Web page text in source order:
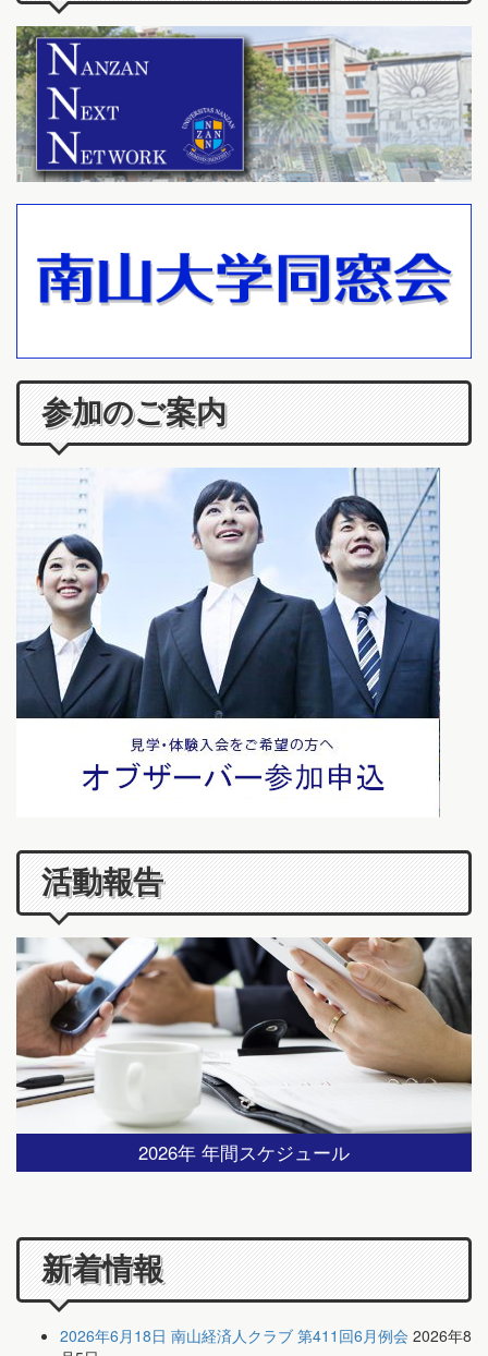
参加のご案内
活動報告
2026年 年間スケジュール
新着情報
2026年6月18日 南山経済人クラブ 第411回6月例会 2026年8